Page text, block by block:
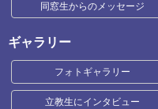
同窓生からのメッセージ
ギャラリー
フォトギャラリー
立教生にインタビュー